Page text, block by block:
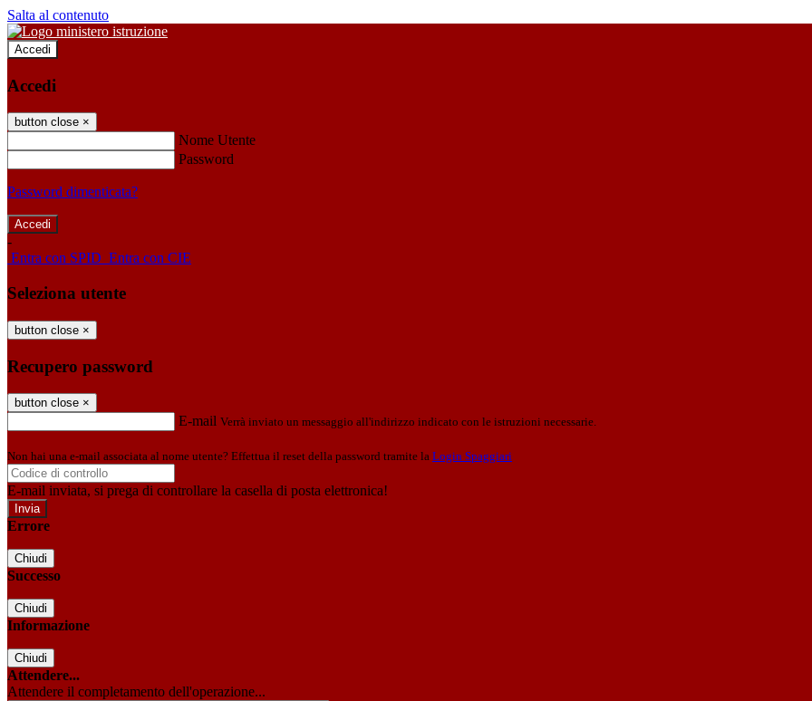
Salta al contenuto
Accedi
Accedi
button close ×
Nome Utente
Password
Password dimenticata?
-
Entra con SPID Entra con CIE
Seleziona utente
button close ×
Recupero password
button close ×
E-mail Verrà inviato un messaggio all'indirizzo indicato con le istruzioni necessarie.
Non hai una e-mail associata al nome utente? Effettua il reset della password tramite la Login Spaggiari
E-mail inviata, si prega di controllare la casella di posta elettronica!
Errore
Chiudi
Successo
Chiudi
Informazione
Chiudi
Attendere...
Attendere il completamento dell'operazione...